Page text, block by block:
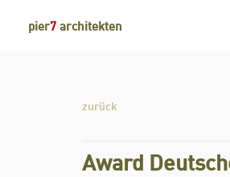
pier7 architekten
zurück
Award